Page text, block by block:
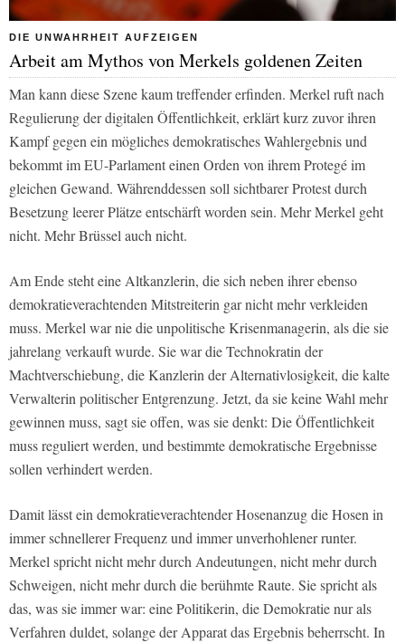
DIE UNWAHRHEIT AUFZEIGEN
Arbeit am Mythos von Merkels goldenen Zeiten
Man kann diese Szene kaum treffender erfinden. Merkel ruft nach
Regulierung der digitalen Öffentlichkeit, erklärt kurz zuvor ihren
Kampf gegen ein mögliches demokratisches Wahlergebnis und
bekommt im EU-Parlament einen Orden von ihrem Protegé im
gleichen Gewand. Währenddessen soll sichtbarer Protest durch
Besetzung leerer Plätze entschärft worden sein. Mehr Merkel geht
nicht. Mehr Brüssel auch nicht.
Am Ende steht eine Altkanzlerin, die sich neben ihrer ebenso
demokratieverachtenden Mitstreiterin gar nicht mehr verkleiden
muss. Merkel war nie die unpolitische Krisenmanagerin, als die sie
jahrelang verkauft wurde. Sie war die Technokratin der
Machtverschiebung, die Kanzlerin der Alternativlosigkeit, die kalte
Verwalterin politischer Entgrenzung. Jetzt, da sie keine Wahl mehr
gewinnen muss, sagt sie offen, was sie denkt: Die Öffentlichkeit
muss reguliert werden, und bestimmte demokratische Ergebnisse
sollen verhindert werden.
Damit lässt ein demokratieverachtender Hosenanzug die Hosen in
immer schnellerer Frequenz und immer unverhohlener runter.
Merkel spricht nicht mehr durch Andeutungen, nicht mehr durch
Schweigen, nicht mehr durch die berühmte Raute. Sie spricht als
das, was sie immer war: eine Politikerin, die Demokratie nur als
Verfahren duldet, solange der Apparat das Ergebnis beherrscht. In